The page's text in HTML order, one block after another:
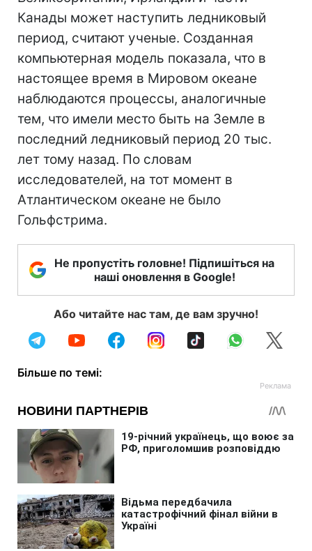
Канады может наступить ледниковый
период, считают ученые. Созданная
компьютерная модель показала, что в
настоящее время в Мировом океане
наблюдаются процессы, аналогичные
тем, что имели место быть на Земле в
последний ледниковый период 20 тыс.
лет тому назад. По словам
исследователей, на тот момент в
Атлантическом океане не было
Гольфстрима.
Не пропустіть головне! Підпишіться на
наші оновлення в Google!
Або читайте нас там, де вам зручно!
Більше по темі: